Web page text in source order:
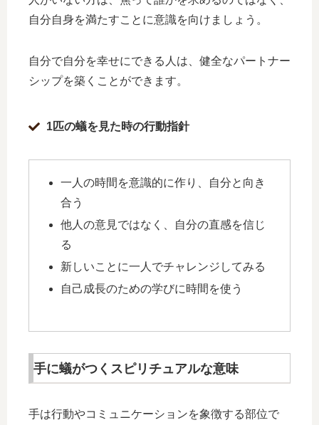
自分自身を満たすことに意識を向けましょう。
自分で自分を幸せにできる人は、健全なパートナー
シップを築くことができます。
1匹の蟻を見た時の行動指針
一人の時間を意識的に作り、自分と向き
合う
他人の意見ではなく、自分の直感を信じ
る
新しいことに一人でチャレンジしてみる
自己成長のための学びに時間を使う
手に蟻がつくスピリチュアルな意味
手は行動やコミュニケーションを象徴する部位で